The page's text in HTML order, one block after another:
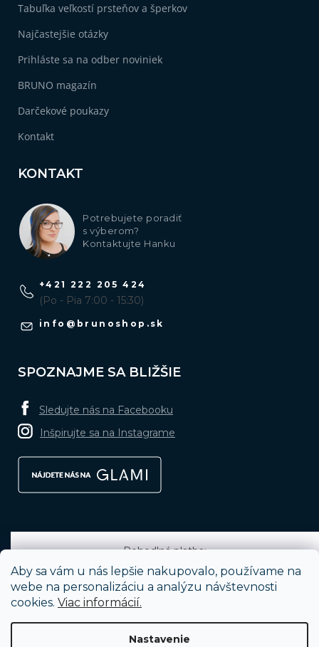
Aby sa vám u nás lepšie nakupovalo, používame na
webe na personalizáciu a analýzu návštevnosti
cookies. Viac informácií.
Nastavenie
Tabuľka veľkostí prsteňov a šperkov
Najčastejšie otázky
Prihláste sa na odber noviniek
BRUNO magazín
Darčekové poukazy
Kontakt
KONTAKT
Potrebujete poradiť
s výberom?
Kontaktujte Hanku
info @ brunoshop.sk
+421 222 205 424
(Po - Pia 7:00 - 15:30)
SPOZNAJME SA BLIŽŠIE
Sledujte nás na Facebooku
Inšpirujte sa na Instagrame
Pohodlná platba: